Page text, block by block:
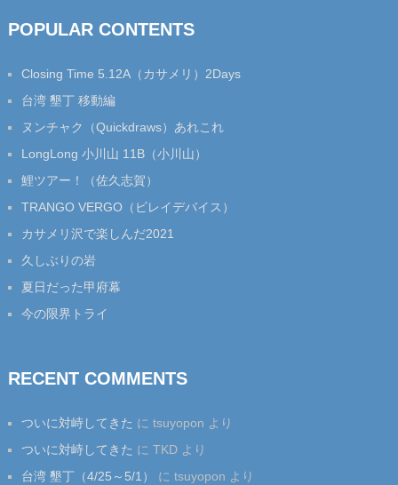
POPULAR CONTENTS
Closing Time 5.12A（カサメリ）2Days
台湾 墾丁 移動編
ヌンチャク（Quickdraws）あれこれ
LongLong 小川山 11B（小川山）
鯉ツアー！（佐久志賀）
TRANGO VERGO（ビレイデバイス）
カサメリ沢で楽しんだ2021
久しぶりの岩
夏日だった甲府幕
今の限界トライ
RECENT COMMENTS
ついに対峙してきた に tsuyopon より
ついに対峙してきた に TKDより
台湾 墾丁（4/25～5/1）
に tsuyopon より